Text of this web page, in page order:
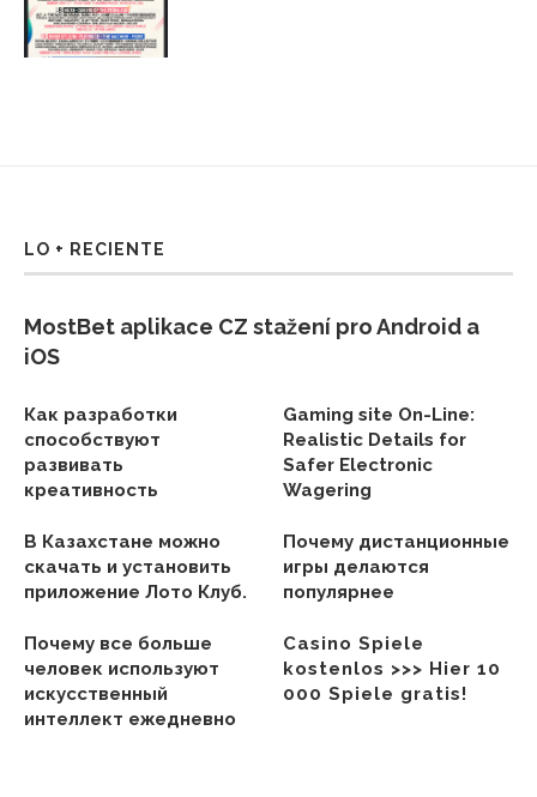
LO + RECIENTE
MostBet aplikace CZ stažení pro Android a
iOS
Как разработки
способствуют
развивать
креативность
Gaming site On-Line:
Realistic Details for
Safer Electronic
Wagering
В Казахстане можно
скачать и установить
приложение Лото Клуб.
Почему дистанционные
игры делаются
популярнее
Почему все больше
человек используют
искусственный
интеллект ежедневно
Casino Spiele
kostenlos >>> Hier 10
000 Spiele gratis!